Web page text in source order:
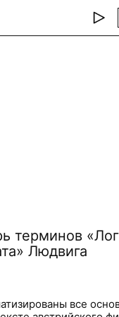
терминов
Людвига
все